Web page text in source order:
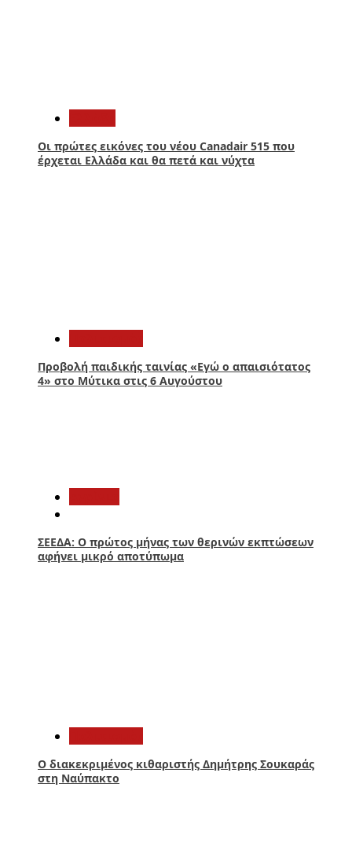
Οι πρώτες εικόνες του νέου Canadair 515 που
έρχεται Ελλάδα και θα πετά και νύχτα
Προβολή παιδικής ταινίας «Εγώ ο απαισιότατος
4» στο Μύτικα στις 6 Αυγούστου
ΣΕΕΔΑ: Ο πρώτος μήνας των θερινών εκπτώσεων
αφήνει μικρό αποτύπωμα
Ο διακεκριμένος κιθαριστής Δημήτρης Σουκαράς
στη Ναύπακτο